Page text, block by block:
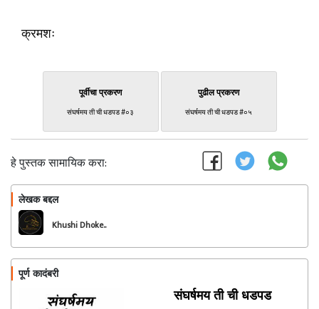
क्रमशः
पूर्वीचा प्रकरण
संघर्षमय ती ची धडपड #०३
पुढील प्रकरण
संघर्षमय ती ची धडपड #०५
हे पुस्तक सामायिक करा:
लेखक बद्दल
Khushi Dhoke..️️️
पूर्ण कादंबरी
संघर्षमय ती ची धडपड